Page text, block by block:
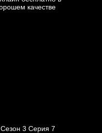
Сезон 3 Серия 7